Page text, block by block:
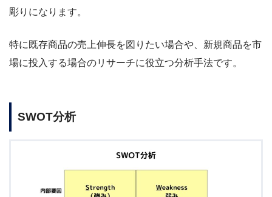
彫りになります。
特に既存商品の売上伸長を図りたい場合や、新規商品を市
場に投入する場合のリサーチに役立つ分析手法です。
SWOT分析